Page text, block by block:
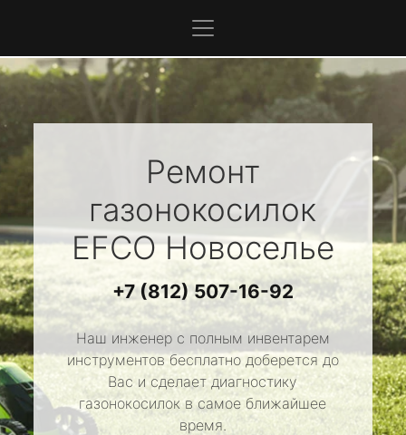
Ремонт
газонокосилок
EFCOНовоселье
+7 (812) 507-16-92
Наш инженер с полным инвентарем
инструментов бесплатно доберется до
Вас и сделает диагностику
газонокосилок в самое ближайшее
время.